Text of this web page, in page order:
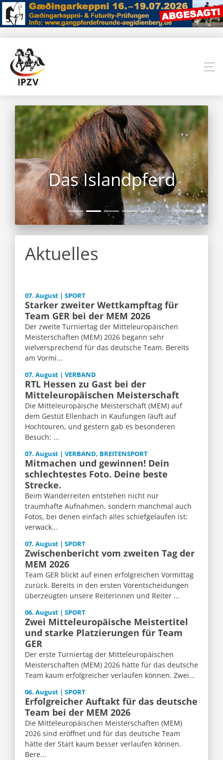
Das Islandpferd
Aktuelles
07. August | SPORT
Starker zweiter Wettkampftag für
Team GER bei der MEM 2026
Der zweite Turniertag der Mitteleuropäischen
Meisterschaften (MEM) 2026 begann sehr
vielversprechend für das deutsche Team. Bereits
am Vormi...
07. August | VERBAND
RTL Hessen zu Gast bei der
Mitteleuropäischen Meisterschaft
Die Mitteleuropäische Meisterschaft (MEM) auf
dem Gestüt Ellenbach in Kaufungen läuft auf
Hochtouren, und gestern gab es besonderen
Besuch: ...
07. August | VERBAND, BREITENSPORT
Mitmachen und gewinnen! Dein
schlechtestes Foto. Deine beste
Strecke.
Beim Wanderreiten entstehen nicht nur
traumhafte Aufnahmen, sondern manchmal auch
Fotos, bei denen einfach alles schiefgelaufen ist:
verwack...
07. August | SPORT
Zwischenbericht vom zweiten Tag der
MEM 2026
Team GER blickt auf einen erfolgreichen Vormittag
zurück. Bereits in den ersten Vorentscheidungen
überzeugten unsere Reiterinnen und Reiter ...
06. August | SPORT
Zwei Mitteleuropäische Meistertitel
und starke Platzierungen für Team
GER
Der erste Turniertag der Mitteleuropäischen
Meisterschaften (MEM) 2026 hätte für das deutsche
Team kaum erfolgreicher verlaufen können. Zwei...
06. August | SPORT
Erfolgreicher Auftakt für das deutsche
Team bei der MEM 2026
Die Mitteleuropäischen Meisterschaften (MEM)
2026 sind eröffnet und für das deutsche Team
hätte der Start kaum besser verlaufen können.
Bere...